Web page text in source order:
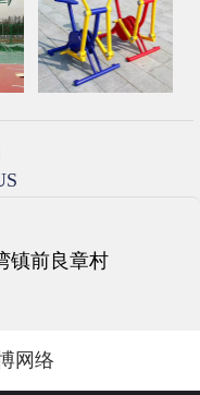
镇前良章村
网络